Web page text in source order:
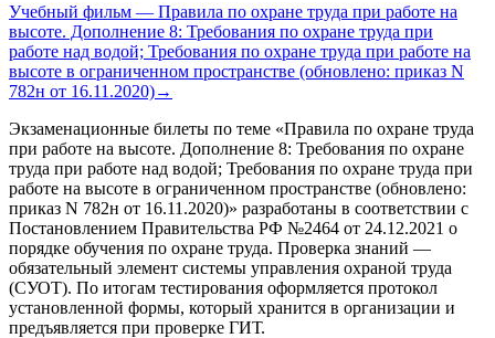
Учебный фильм — Правила по охране труда при работе на
высоте. Дополнение 8: Требования по охране труда при
работе над водой; Требования по охране труда при работе на
высоте в ограниченном пространстве (обновлено: приказ N
782н от 16.11.2020)→
Экзаменационные билеты по теме «Правила по охране труда
при работе на высоте. Дополнение 8: Требования по охране
труда при работе над водой; Требования по охране труда при
работе на высоте в ограниченном пространстве (обновлено:
приказ N 782н от 16.11.2020)» разработаны в соответствии с
Постановлением Правительства РФ №2464 от 24.12.2021 о
порядке обучения по охране труда. Проверка знаний —
обязательный элемент системы управления охраной труда
(СУОТ). По итогам тестирования оформляется протокол
установленной формы, который хранится в организации и
предъявляется при проверке ГИТ.